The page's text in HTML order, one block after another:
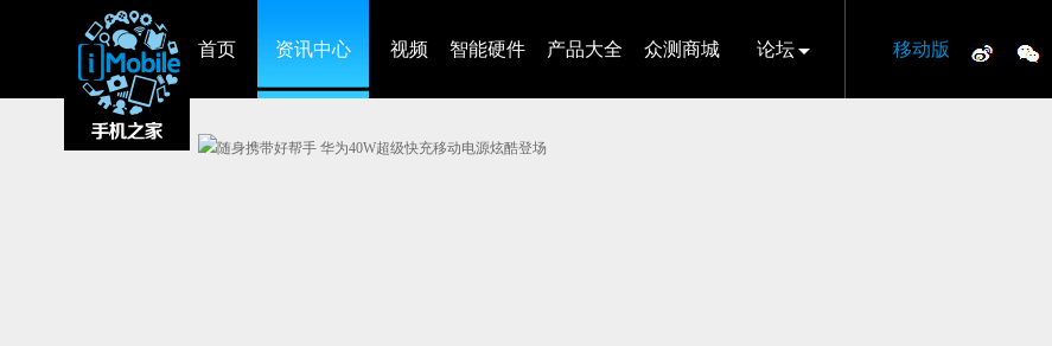
首页 资讯中心 视频 智能硬件 产品大全 众测商城 论坛 移动版